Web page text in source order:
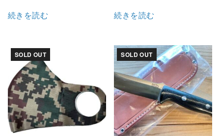
続きを読む 続きを読む
SOLD OUT SOLD OUT